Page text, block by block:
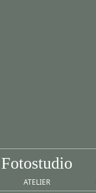
Fotostudio
ATELIER